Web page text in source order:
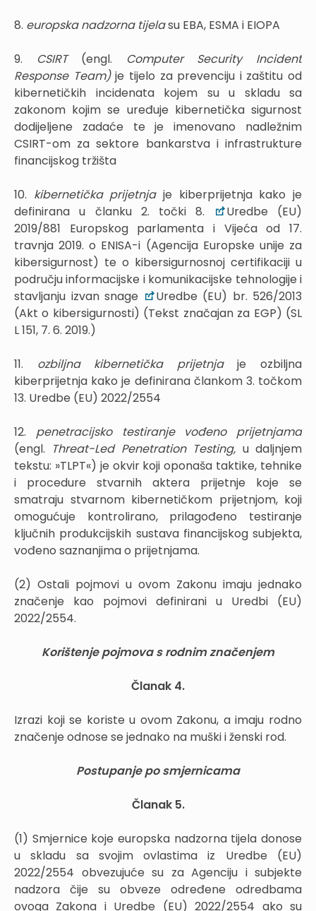
8. europska nadzorna tijelasu EBA, ESMA i EIOPA
9. CSIRT (engl. Computer Security Incident
Response Team)je tijelo za prevenciju i zaštitu od
kibernetičkih incidenata kojem su u skladu sa
zakonom kojim se uređuje kibernetička sigurnost
dodijeljene zadaće te je imenovano nadležnim
CSIRT-om za sektore bankarstva i infrastrukture
financijskog tržišta
10. kibernetička prijetnjaje kiberprijetnja kako je
definirana u članku 2. točki 8.
Uredbe (EU)
2019/881 Europskog parlamenta i Vijeća od 17.
travnja 2019. o ENISA-i (Agencija Europske unije za
kibersigurnost) te o kibersigurnosnoj certifikaciji u
području informacijske i komunikacijske tehnologije i
stavljanju izvan snage
Uredbe (EU) br. 526/2013
(Akt o kibersigurnosti) (Tekst značajan za EGP) (SL
L 151, 7. 6. 2019.)
11. ozbiljna kibernetička prijetnjaje ozbiljna
kiberprijetnja kako je definirana člankom 3. točkom
13. Uredbe (EU) 2022/2554
12. penetracijsko testiranje vođeno prijetnjama
(engl. Threat-Led Penetration Testing, u daljnjem
tekstu: »TLPT«) je okvir koji oponaša taktike, tehnike
i procedure stvarnih aktera prijetnje koje se
smatraju stvarnom kibernetičkom prijetnjom, koji
omogućuje kontrolirano, prilagođeno testiranje
ključnih produkcijskih sustava financijskog subjekta,
vođeno saznanjima o prijetnjama.
(2) Ostali pojmovi u ovom Zakonu imaju jednako
značenje kao pojmovi definirani u Uredbi (EU)
2022/2554.
Korištenje pojmova s rodnim značenjem
Članak 4.
Izrazi koji se koriste u ovom Zakonu, a imaju rodno
značenje odnose se jednako na muški i ženski rod.
Postupanje po smjernicama
Članak 5.
(1) Smjernice koje europska nadzorna tijela donose
u skladu sa svojim ovlastima iz Uredbe (EU)
2022/2554 obvezujuće su za Agenciju i subjekte
nadzora čije su obveze određene odredbama
ovoga Zakona i Uredbe (EU) 2022/2554 ako su